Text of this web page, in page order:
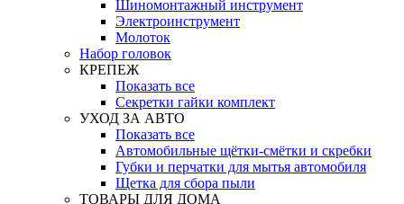
Шиномонтажный инструмент
Электроинструмент
Молоток
Набор головок
КРЕПЕЖ
Показать все
Секретки гайки комплект
УХОД ЗА АВТО
Показать все
Автомобильные щётки-смётки и скребки
Губки и перчатки для мытья автомобиля
Щетка для сбора пыли
ТОВАРЫ ДЛЯ ДОМА